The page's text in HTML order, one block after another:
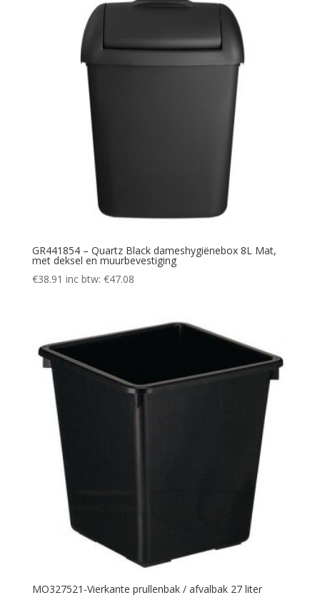
GR441854 – Quartz Black dameshygiënebox 8L Mat,
met deksel en muurbevestiging
€38.91 inc btw: €47.08
MO327521-Vierkante prullenbak / afvalbak 27 liter